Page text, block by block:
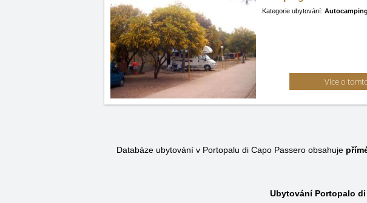
Kategorie ubytování: Autocamping
Více o
Databáze ubytování v Portopalu di Capo Passero obsahuje
Ubytování Portopalo